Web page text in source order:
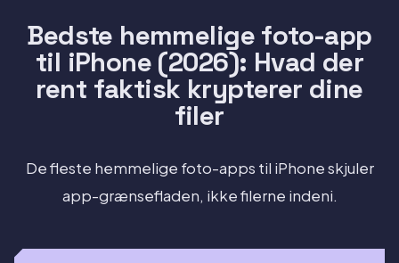
Bedste hemmelige foto-app
til iPhone (2026): Hvad der
rent faktisk krypterer dine
filer
De fleste hemmelige foto-apps til iPhone skjuler
app-grænsefladen, ikke filerne indeni.